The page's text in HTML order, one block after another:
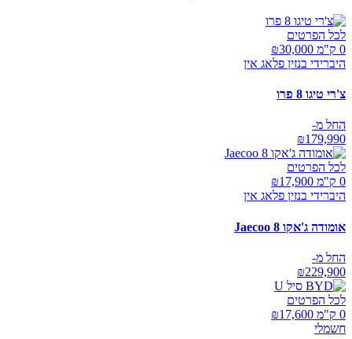
לכל הפרטים
0 ק"מ ₪
30,000
היברידי בנזין פלאג אין
צ'רי טיגו 8 פרו
החל מ-
₪179,990
לכל הפרטים
0 ק"מ ₪
17,900
היברידי בנזין פלאג אין
אומודה ג'אקו Jaecoo 8
החל מ-
₪229,900
לכל הפרטים
0 ק"מ ₪
17,600
חשמלי